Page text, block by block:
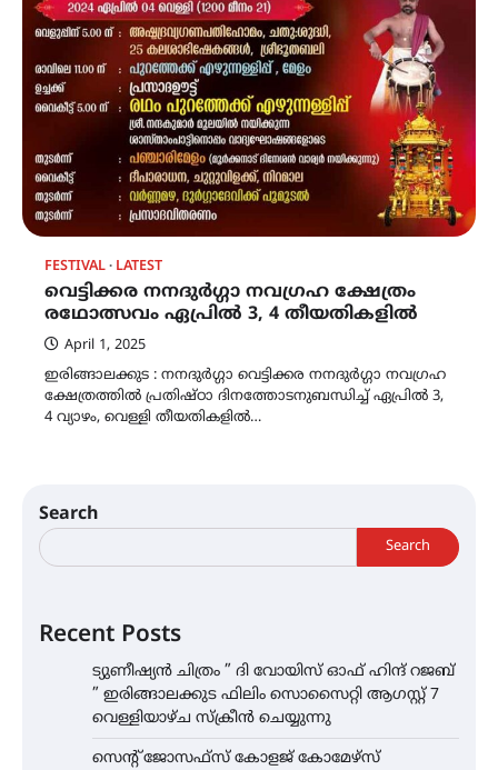
FESTIVAL LATEST
വെട്ടിക്കര നനദുർഗ്ഗാ നവഗ്രഹ ക്ഷേത്രം
രഥോത്സവം ഏപ്രിൽ 3, 4 തീയതികളിൽ
April 1, 2025
ഇരിങ്ങാലക്കുട : നനദുർഗ്ഗാ വെട്ടിക്കര നനദുർഗ്ഗാ നവഗ്രഹ
ക്ഷേത്രത്തിൽ പ്രതിഷ്ഠാ ദിനത്തോടനുബന്ധിച്ച് ഏപ്രിൽ 3,
4 വ്യാഴം, വെള്ളി തീയതികളിൽ…
Search
Search
Recent Posts
ട്യുണീഷ്യൻ ചിത്രം ” ദി വോയിസ് ഓഫ് ഹിന്ദ് റജബ്
” ഇരിങ്ങാലക്കുട ഫിലിം സൊസൈറ്റി ആഗസ്റ്റ് 7
വെള്ളിയാഴ്ച സ്‌ക്രീൻ ചെയ്യുന്നു
സെന്റ് ജോസഫ്സ് കോളജ് കോമേഴ്‌സ്